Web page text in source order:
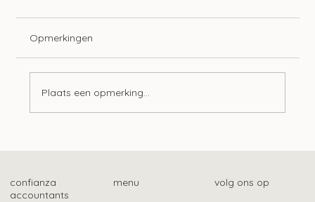
Opmerkingen
Plaats een opmerking...
confianza
accountants
menu volg ons op